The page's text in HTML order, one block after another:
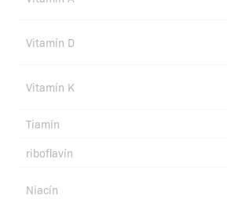
Vitamín D
Vitamín K
Tiamín
riboflavín
Niacín